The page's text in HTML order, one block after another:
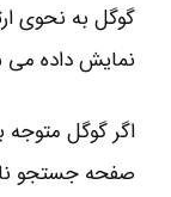
گوگل به نحوی
نمایش داده می
اگر گوگل متوجه
صفحه جستجو